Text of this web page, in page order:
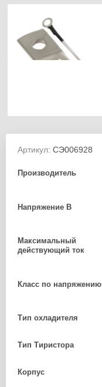
Артикул: СЭ006928
Производитель
Напряжение В
Максимальный
действующий ток
Класс по напряжению
Тип охладителя
Тип Тиристора
Корпус